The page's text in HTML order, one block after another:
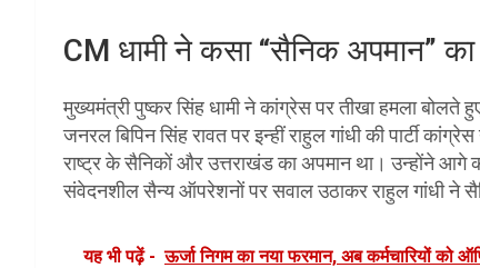
CM धामी ने कसा “सैनिक अपमान”
मुख्यमंत्री पुष्कर सिंह धामी ने कांग्रेस पर तीखा हमला
जनरल बिपिन सिंह रावत पर इन्हीं राहुल गांधी की पार्टी
राष्ट्र के सैनिकों और उत्तराखंड का अपमान था। उन्होंने
संवेदनशील सैन्य ऑपरेशनों पर सवाल उठाकर राहुल गांधी ने
यह भी पढ़ें - ऊर्जा निगम का नया फरमान, अब कर्मचारियों को